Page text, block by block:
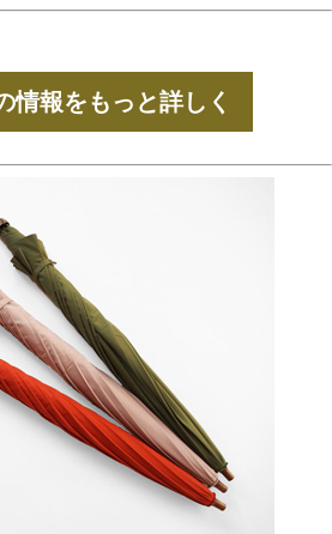
情報をもっと詳しく